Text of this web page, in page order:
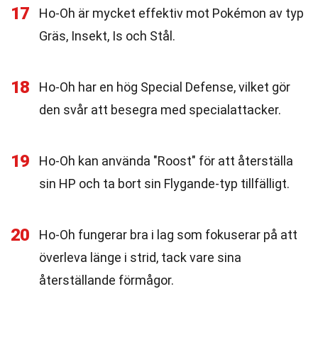
17
Ho-Oh är mycket effektiv mot Pokémon av typ
Gräs, Insekt, Is och Stål.
18
Ho-Oh har en hög Special Defense, vilket gör
den svår att besegra med specialattacker.
19
Ho-Oh kan använda "Roost" för att återställa
sin HP och ta bort sin Flygande-typ tillfälligt.
20
Ho-Oh fungerar bra i lag som fokuserar på att
överleva länge i strid, tack vare sina
återställande förmågor.